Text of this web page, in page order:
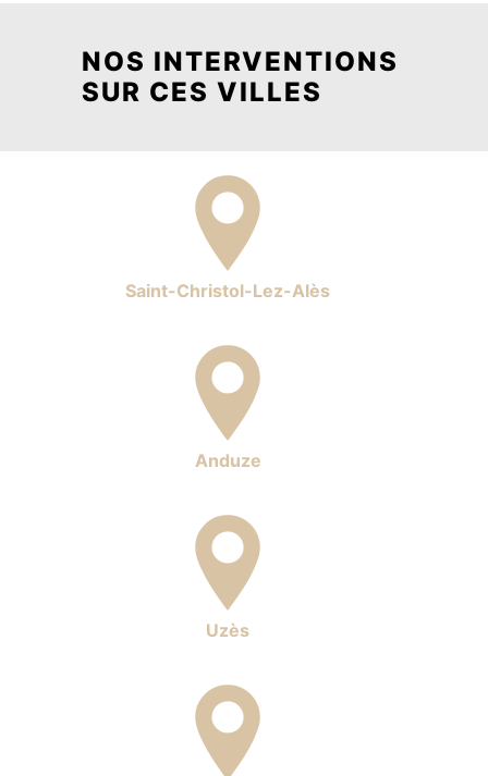
NOS INTERVENTIONS
SUR CES VILLES
Saint-Christol-Lez-Alès
Anduze
Uzès